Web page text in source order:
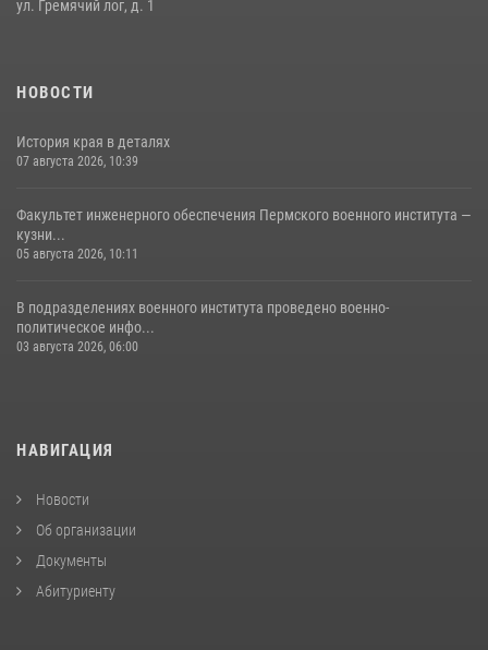
История края в деталях
ул. Гремячий лог, д. 1
НОВОСТИ
История края в деталях
07 августа 2026, 10:39
Факультет инженерного обеспечения Пермского военного института —
кузни...
05 августа 2026, 10:11
В подразделениях военного института проведено военно-
политическое инфо...
03 августа 2026, 06:00
НАВИГАЦИЯ
Новости
Об организации
Документы
Абитуриенту